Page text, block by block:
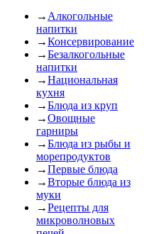
→ Алкогольные
напитки
→Консервирование
→Безалкогольные
напитки
→Национальная
кухня
→Блюда из круп
→Овощные
гарниры
→Блюда из рыбы и
морепродуктов
→Первые блюда
→Вторые блюда из
муки
→Рецепты для
микроволновых